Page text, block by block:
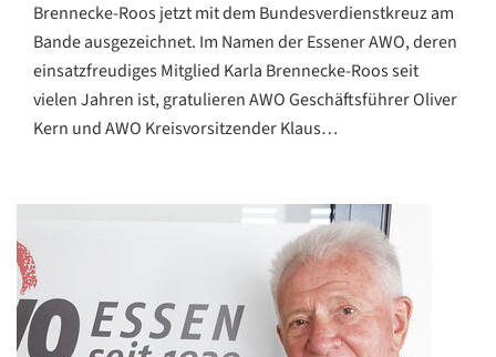
Brennecke-Roos jetzt mit dem Bundesverdienstkreuz am
Bande ausgezeichnet. Im Namen der Essener AWO, deren
einsatzfreudiges Mitglied Karla Brennecke-Roos seit
vielen Jahren ist, gratulieren AWO Geschäftsführer Oliver
Kern und AWO Kreisvorsitzender Klaus…